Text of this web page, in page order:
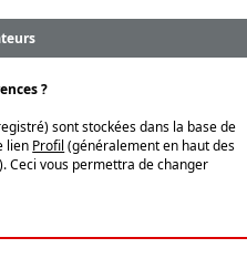
?
sont stockées dans la base de
lien Profil (généralement en haut des
Ceci vous permettra de changer